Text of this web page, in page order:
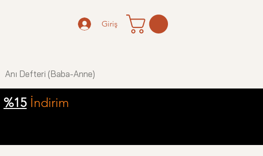
Giriş
Anı Defteri (Baba-Anne)
%15 İndirim